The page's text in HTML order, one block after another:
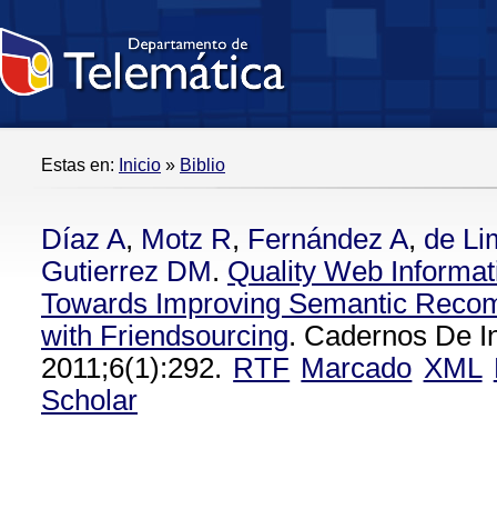
Estas en: Inicio » Biblio
Díaz A, Motz R, Fernández A, de
Gutierrez DM. Quality Web
Towards Improving Semantic
with Friendsourcing. Cadernos De
2011;6(1):292. RTF Marcado XML
Scholar